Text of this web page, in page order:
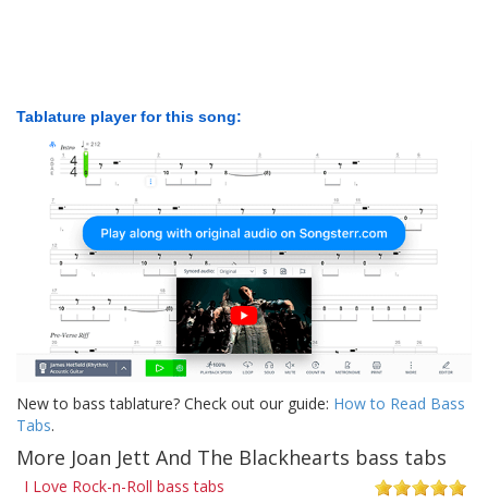
Tablature player for this song:
New to bass tablature? Check out our guide: How to Read Bass
Tabs.
More Joan Jett And The Blackhearts bass tabs
I Love Rock-n-Roll bass tabs